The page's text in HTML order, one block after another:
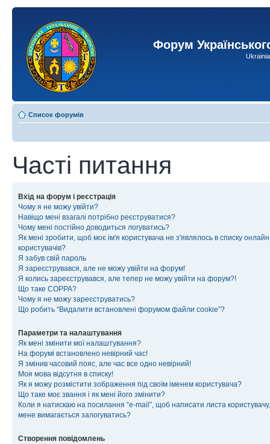
Форум
Список форумів
Часті питання
Вхід на форум і реєстрація
Чому я не можу увійти?
Навіщо мені взагалі потрібно реєструватися?
Чому мені постійно доводиться логуватись?
Як мені зробити, щоб моє ім'я користувача не з'являлось в списку онлайн
користувачів?
Я забув свій пароль
Я зареєструвався, але не можу увійти на форум!
Я колись зареєструвався, але тепер не можу увійти на форум?!
Що таке COPPA?
Чому я не можу зареєструватись?
Що робить “Видалити встановлені форумом файли cookie”?
Параметри та налаштування
Як мені змінити мої налаштування?
На форумі встановлено невірний час!
Я змінив часовий пояс, але час все одно невірний!
Моя мова відсутня в списку!
Як я можу розмістити зображення під своїм іменем користувача?
Що таке моє звання і як мені його змінити?
Коли я натискаю на посилання “e-mail”, щоб написати листа користувачу,
мене вимагається залогуватись?
Створення повідомлень